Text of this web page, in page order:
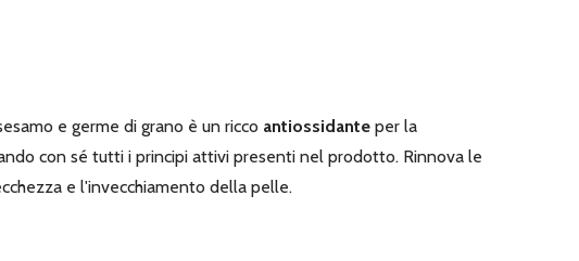
e germe di grano è un ricco antiossidante per la
con sé tutti i principi attivi presenti nel prodotto. Rinnova le
e l'invecchiamento della pelle.